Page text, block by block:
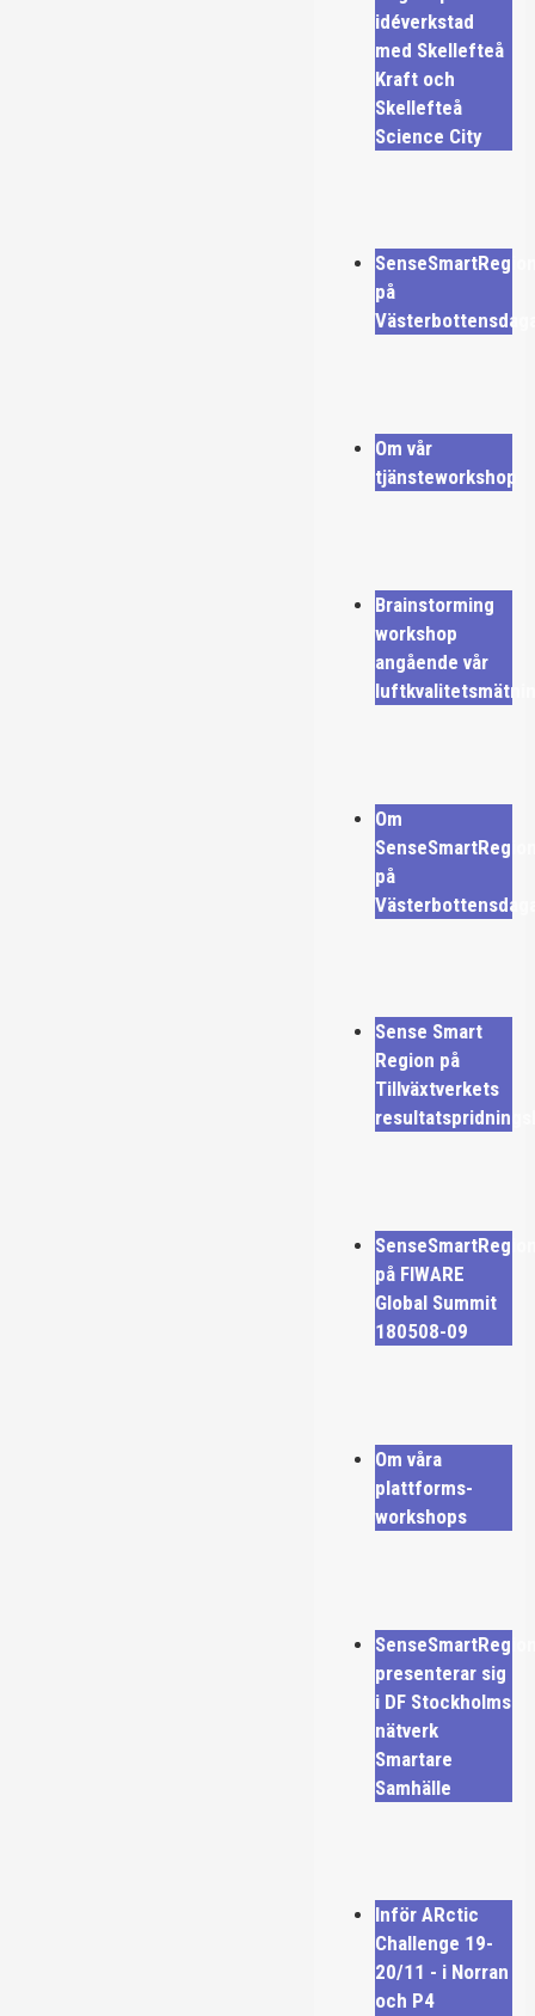
idéverkstad
med Skellefteå
Kraft och
Skellefteå
Science City
på
Om vår
tjänsteworkshop
Brainstorming
workshop
angående vår
Om
på
Sense Smart
Region på
Tillväxtverkets
på FIWARE
Global Summit
180508-09
Om våra
plattforms-
workshops
presenterar sig
i DF Stockholms
nätverk
Smartare
Samhälle
Inför ARctic
Challenge 19-
20/11 - i Norran
och P4